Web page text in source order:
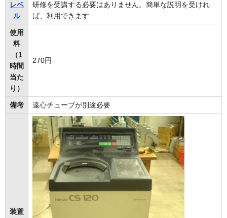
レベ
ル
研修を受講する必要はありません。簡単な説明を受けれ
ば、利用できます
使用
料
（1
時間
当た
り）
270円
備考 遠心チューブが別途必要
装置